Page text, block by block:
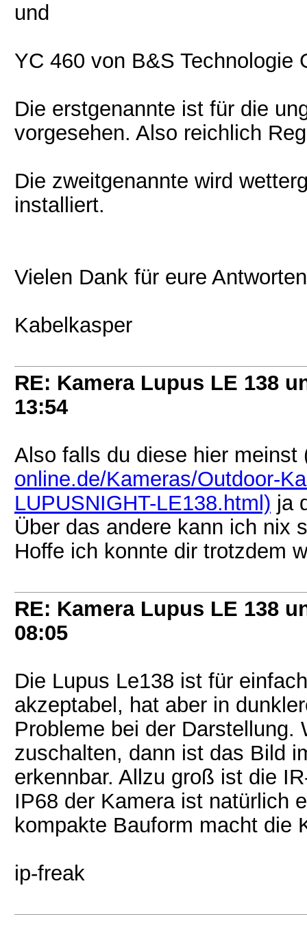
und
YC 460 von B&S Technologie
Die erstgenannte ist für die
vorgesehen. Also reichlich
Die zweitgenannte wird
installiert.
Vielen Dank für eure Antworten
Kabelkasper
RE: Kamera Lupus LE 138
13:54
Also falls du diese hier meinst
online.de/Kameras/Outdoor-
LUPUSNIGHT-LE138.html) ja
Über das andere kann ich nix
Hoffe ich konnte dir trotzdem
RE: Kamera Lupus LE 138
08:05
Die Lupus Le138 ist für
akzeptabel, hat aber in
Probleme bei der Darstellung.
zuschalten, dann ist das Bild
erkennbar. Allzu groß ist die
IP68 der Kamera ist natürlich
kompakte Bauform macht die
ip-freak